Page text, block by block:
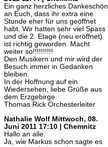
Ein ganz herzliches Dankeschön
an Euch, dass ihr extra eine
Stunde eher für uns geöffnet
habt. Wir hatten sehr viel Spass
und die 2. Etage (neu eröffnet)
ist richtig geworden. Macht
weiter so!!!!!!!!!!
Den Musikern und mir wird der
Besuch immer in Gedanken
bleiben.
In der Hoffnung auf ein
Wiedersehen, liebe Grüße aus
dem Erzgebirge.
Thomas Rick Orchesterleiter
Nathalie Wolf Mittwoch, 08.
Juni 2011 17:10 | Chemnitz
Hallo an alle.
Ja, wie Markus schon sagte es